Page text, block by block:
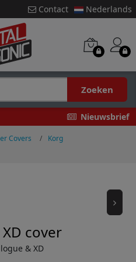
Contact Nederlands
Zoeken
Nieuwsbrief
Covers
Korg
cover
& XD